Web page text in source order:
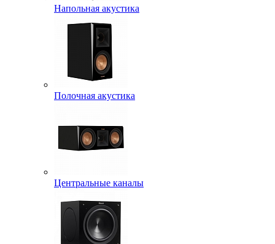
Напольная акустика
Полочная акустика
Центральные каналы